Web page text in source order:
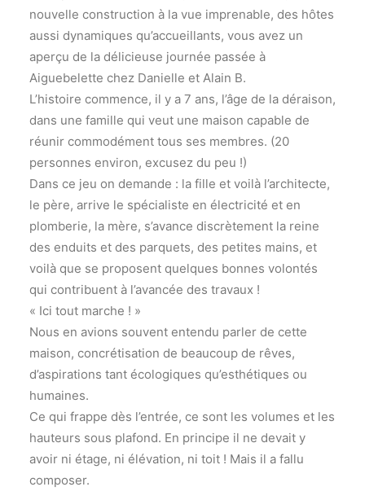
nouvelle construction à la vue imprenable, des hôtes
aussi dynamiques qu’accueillants, vous avez un
aperçu de la délicieuse journée passée à
Aiguebelette chez Danielle et Alain B.
L’histoire commence, il y a 7 ans, l’âge de la déraison,
dans une famille qui veut une maison capable de
réunir commodément tous ses membres. (20
personnes environ, excusez du peu !)
Dans ce jeu on demande : la fille et voilà l’architecte,
le père, arrive le spécialiste en électricité et en
plomberie, la mère, s’avance discrètement la reine
des enduits et des parquets, des petites mains, et
voilà que se proposent quelques bonnes volontés
qui contribuent à l’avancée des travaux !
« Ici tout marche ! »
Nous en avions souvent entendu parler de cette
maison, concrétisation de beaucoup de rêves,
d’aspirations tant écologiques qu’esthétiques ou
humaines.
Ce qui frappe dès l’entrée, ce sont les volumes et les
hauteurs sous plafond. En principe il ne devait y
avoir ni étage, ni élévation, ni toit ! Mais il a fallu
composer.